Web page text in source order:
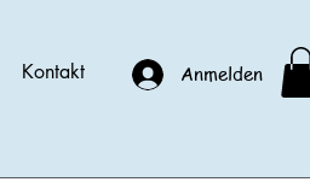
Anmelden
Kontakt